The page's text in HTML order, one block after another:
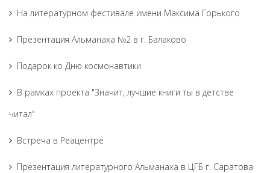
На литературном фестивале имени Максима Горького
Презентация Альманаха №2 в г. Балаково
Подарок ко Дню космонавтики
В рамках проекта "Значит, лучшие книги ты в детстве
читал"
Встреча в Реацентре
Презентация литературного Альманаха в ЦГБ г. Саратова